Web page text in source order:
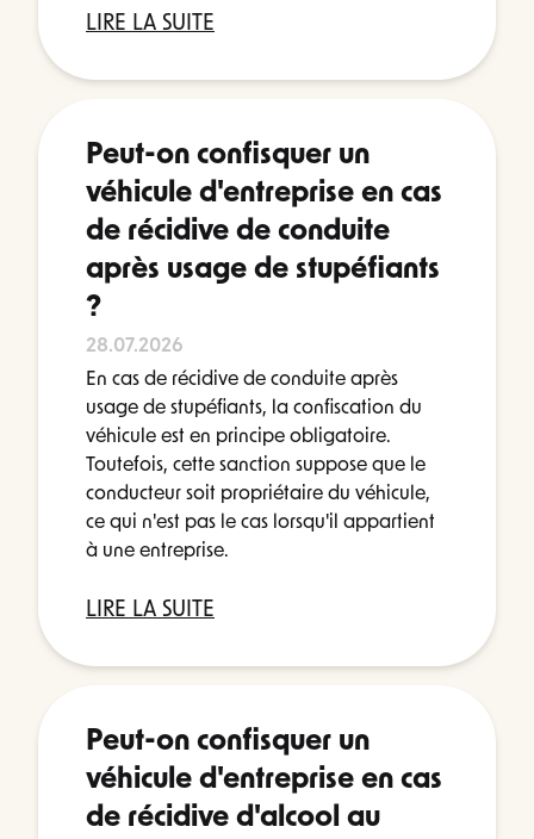
LIRE LA SUITE
Peut-on confisquer un
véhicule d'entreprise en cas
de récidive de conduite
après usage de stupéfiants
?
28.07.2026
En cas de récidive de conduite après
usage de stupéfiants, la confiscation du
véhicule est en principe obligatoire.
Toutefois, cette sanction suppose que le
conducteur soit propriétaire du véhicule,
ce qui n'est pas le cas lorsqu'il appartient
à une entreprise.
LIRE LA SUITE
Peut-on confisquer un
véhicule d'entreprise en cas
de récidive d'alcool au